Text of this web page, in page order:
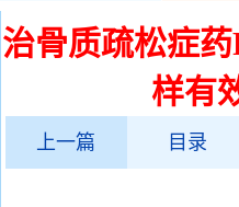
治骨质疏松症药
样有
上一篇 目录